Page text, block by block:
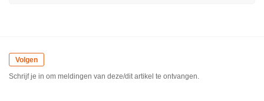
Volgen
Schrijf je in om meldingen van deze/dit artikel te ontvangen.